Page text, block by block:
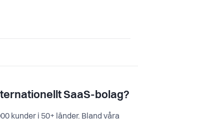
SaaS-bolag?
kunder i 50+ länder. Bland våra